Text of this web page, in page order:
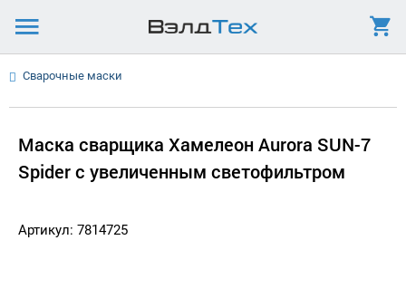
Сварочные маски
Маска сварщика Хамелеон Aurora SUN-7
Spider с увеличенным светофильтром
Артикул: 7814725